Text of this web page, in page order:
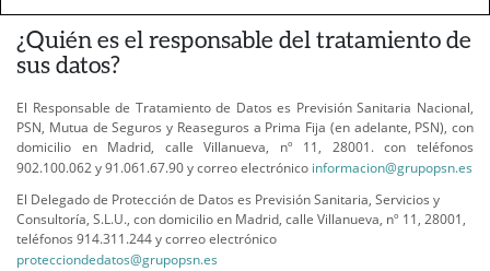
¿Quién es el responsable del tratamiento de
sus datos?
El Responsable de Tratamiento de Datos es Previsión Sanitaria Nacional,
PSN, Mutua de Seguros y Reaseguros a Prima Fija (en adelante, PSN), con
domicilio en Madrid, calle Villanueva, nº 11, 28001. con teléfonos
902.100.062 y 91.061.67.90 y correo electrónico informacion@grupopsn.es
El Delegado de Protección de Datos es Previsión Sanitaria, Servicios y
Consultoría, S.L.U., con domicilio en Madrid, calle Villanueva, nº 11, 28001,
teléfonos 914.311.244 y correo electrónico
protecciondedatos@grupopsn.es